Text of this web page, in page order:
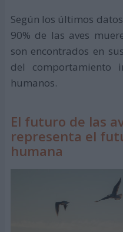
Según los últimos
90% de las aves
son encontrados en
del comportamiento
humanos.
El futuro de las
representa el
humana